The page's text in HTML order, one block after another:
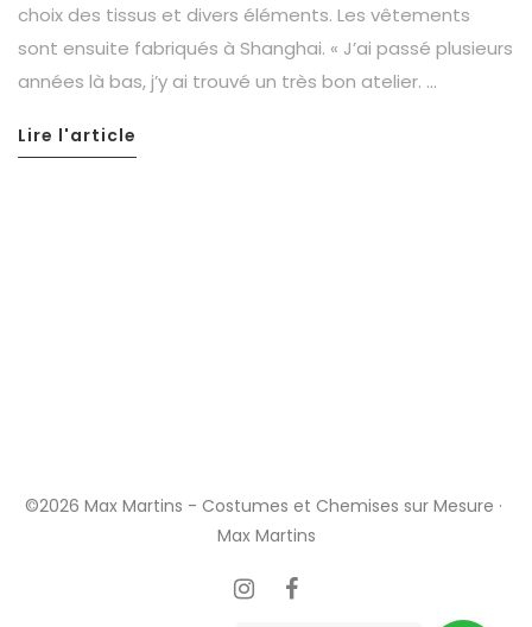
choix des tissus et divers éléments. Les vêtements
sont ensuite fabriqués à Shanghai. « J’ai passé plusieurs
années là bas, j’y ai trouvé un très bon atelier. …
Lire l'article
©2026 Max Martins - Costumes et Chemises sur Mesure ·
Max Martins